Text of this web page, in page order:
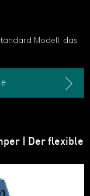
Modell, das
| Der flexible